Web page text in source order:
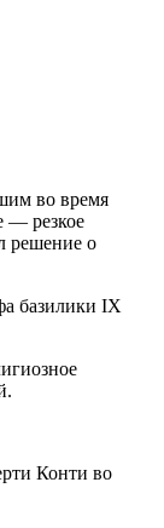
во время
— резкое
решение о
базилики IX
Конти во